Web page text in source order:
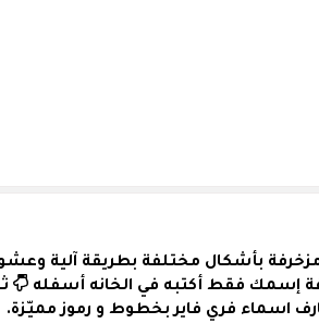
بأشكال مختلفة بطريقة آلية
إسمك فقط أكتبه في الخانه أسفله
اسماء فري فاير بخطوط و رموز مميّزة.